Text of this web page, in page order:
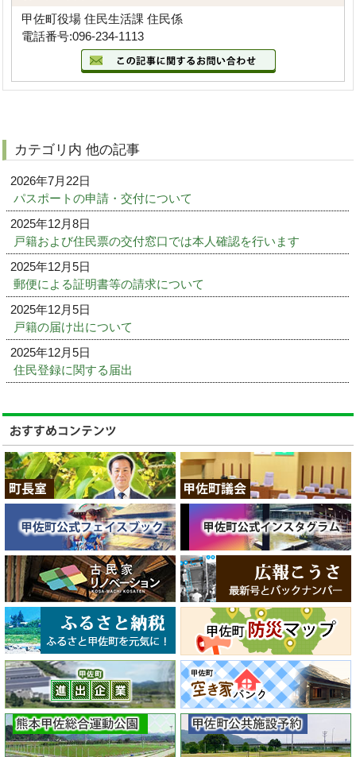
甲佐町役場 住民生活課 住民係
電話番号:096-234-1113
カテゴリ内 他の記事
2026年7月22日
パスポートの申請・交付について
2025年12月8日
戸籍および住民票の交付窓口では本人確認を行います
2025年12月5日
郵便による証明書等の請求について
2025年12月5日
戸籍の届け出について
2025年12月5日
住民登録に関する届出